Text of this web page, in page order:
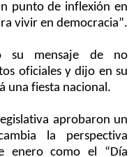
punto de inflexión en
vivir en democracia”.
su mensaje de no
oficiales y dijo en su
una fiesta nacional.
aprobaron un
la perspectiva
enero como el “Día